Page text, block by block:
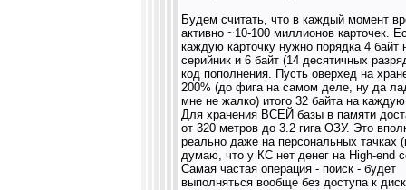
Будем считать, что в каждый момент
активно ~10-100 миллионов карточек.
каждую карточку нужно порядка 4 байт
серийник и 6 байт (14 десятичных
код пополнения. Пусть оверхед на
200% (до фига на самом деле, ну да
мне не жалко) итого 32 байта на
Для хранения ВСЕЙ базы в памяти
от 320 метров до 3.2 гига ОЗУ. Это
реально даже на персональных тачках
думаю, что у КС нет денег на High-end
Самая частая операция - поиск - будет
выполняться вообще без доступа к